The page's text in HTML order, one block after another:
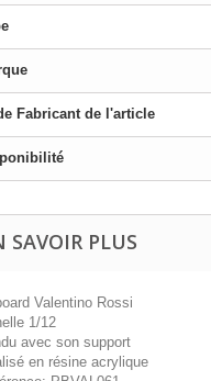
Fabricant de l'article
SAVOIR PLUS
Valentino Rossi
1/12
avec son support
en résine acrylique